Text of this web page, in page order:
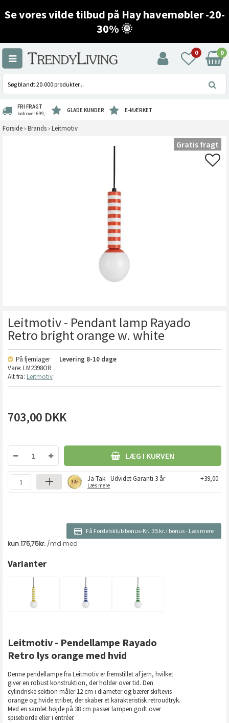
Se vores vilde tilbud på Hay havemøbler -20-
30% 🌞
0 0
FRI FRAGT
køb over 699,- GLADE KUNDER E-MÆRKET
Forside › Brands › Leitmotiv
Gratis fragt
Leitmotiv - Pendant lamp Rayado
Retro bright orange w. white
På fjernlager Levering 8-10 dage
Vare: LM2398OR
Alt fra: Leitmotiv
703,00 DKK
LÆG I KURVEN
Ja Tak - Udvidet Garanti 3 år
Læs mere
+39,00
Få Fordelsklub bonus-Kr.: 35 kr. i bonus- Læs mere
Varianter
Leitmotiv - Pendellampe Rayado
Retro lys orange med hvid
Denne pendellampe fra Leitmotiv er fremstillet af jern, hvilket
giver en robust konstruktion, der holder over tid. Den
cylindriske sektion måler 12 cm i diameter og bærer skiftevis
orange og hvide striber, der skaber et karakteristisk retroudtryk.
Med en samlet højde på 38 cm passer lampen godt over
spiseborde eller i entréer.